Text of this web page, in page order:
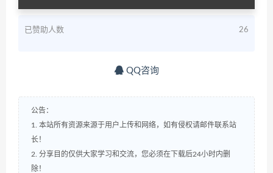
已赞助人数 26
QQ咨询
公告：
1. 本站所有资源来源于用户上传和网络，如有侵权请邮件联系站
长！
2. 分享目的仅供大家学习和交流，您必须在下载后24小时内删
除！